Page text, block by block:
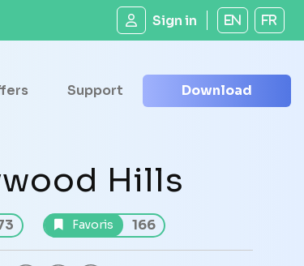
Sign in EN FR
Support Download
Hills
Favoris 166